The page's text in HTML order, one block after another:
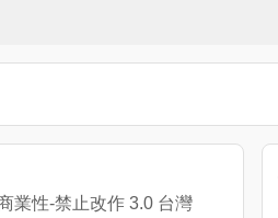
業性-禁止改作 3.0 台灣